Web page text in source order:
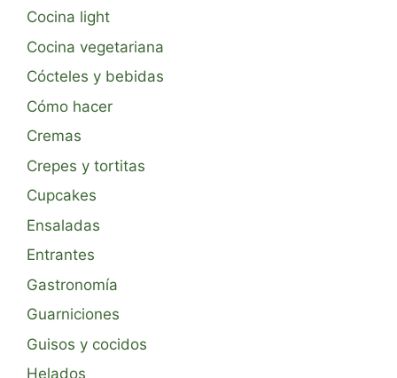
Cocina light
Cocina vegetariana
Cócteles y bebidas
Cómo hacer
Cremas
Crepes y tortitas
Cupcakes
Ensaladas
Entrantes
Gastronomía
Guarniciones
Guisos y cocidos
Helados